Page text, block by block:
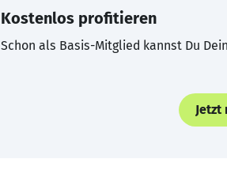
Kostenlos profitieren
Schon als Basis-Mitglied kannst Du
Jetzt